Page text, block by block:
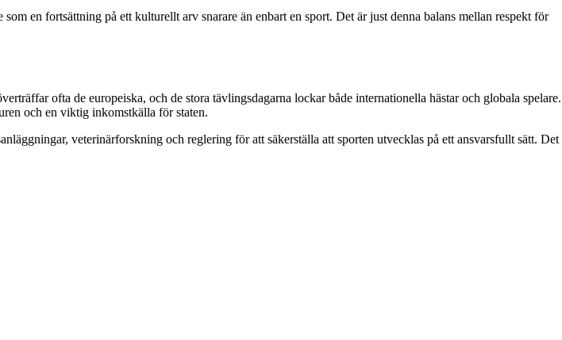
en fortsättning på ett kulturellt arv snarare än enbart en sport. Det är just denna balans mellan respekt för
ofta de europeiska, och de stora tävlingsdagarna lockar både internationella hästar och globala spelare.
och en viktig inkomstkälla för staten.
veterinärforskning och reglering för att säkerställa att sporten utvecklas på ett ansvarsfullt sätt. Det